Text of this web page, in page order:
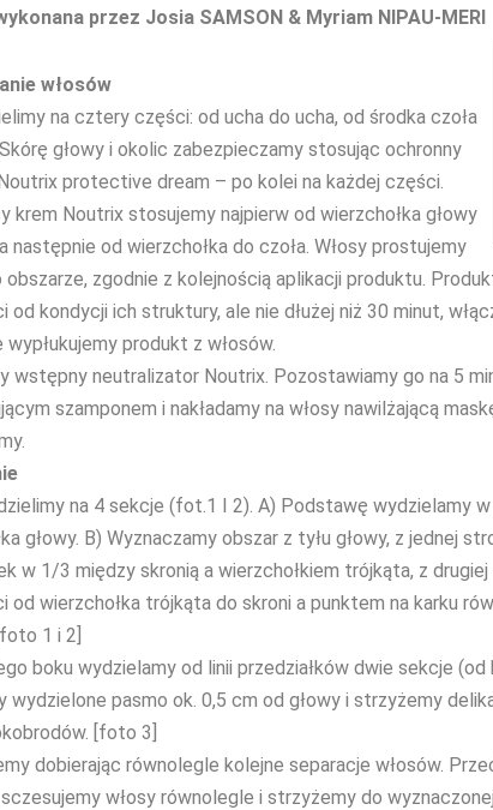
przez Josia SAMSON & Myriam NIPAU-MERI
włosów
na cztery części: od ucha do ucha, od środka czoła
głowy i okolic zabezpieczamy stosując ochronny
protective dream – po kolei na każdej części.
krem Noutrix stosujemy najpierw od wierzchołka głowy
następnie od wierzchołka do czoła. Włosy prostujemy
obszarze, zgodnie z kolejnością aplikacji produktu.
od kondycji ich struktury, ale nie dłużej niż 30 minut,
wypłukujemy produkt z włosów.
wstępny neutralizator Noutrix. Pozostawiamy go na 5
szamponem i nakładamy na włosy nawilżającą
na 4 sekcje (fot.1 I 2). A) Podstawę wydzielamy
głowy. B) Wyznaczamy obszar z tyłu głowy, z jednej
w 1/3 między skronią a wierzchołkiem trójkąta, z
od wierzchołka trójkąta do skroni a punktem na karku
1 i 2]
boku wydzielamy od linii przedziałków dwie sekcje (od
wydzielone pasmo ok. 0,5 cm od głowy i strzyżemy
[foto 3]
dobierając równolegle kolejne separacje włosów.
włosy równolegle i strzyżemy do